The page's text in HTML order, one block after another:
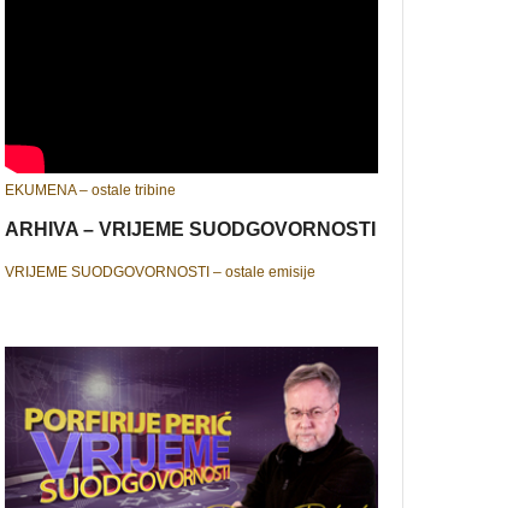
EKUMENA – ostale tribine
ARHIVA – VRIJEME SUODGOVORNOSTI
VRIJEME SUODGOVORNOSTI – ostale emisije